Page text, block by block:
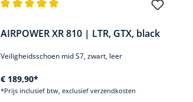
AIRPOWER XR 810 | LTR, GTX, black
Veiligheidsschoen mid S7, zwart, leer
€ 189,90*
*Prijs inclusief btw, exclusief verzendkosten